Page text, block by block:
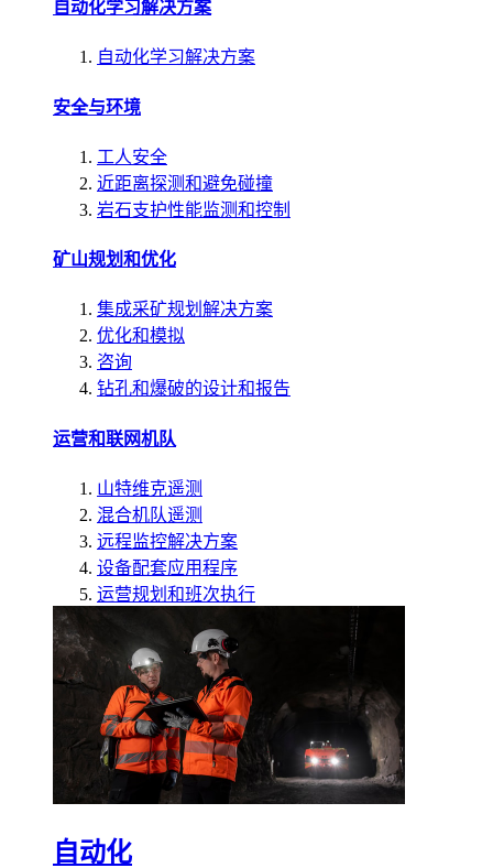
自动化学习解决方案
自动化学习解决方案
安全与环境
工人安全
近距离探测和避免碰撞
岩石支护性能监测和控制
矿山规划和优化
集成采矿规划解决方案
优化和模拟
咨询
钻孔和爆破的设计和报告
运营和联网机队
山特维克遥测
混合机队遥测
远程监控解决方案
设备配套应用程序
运营规划和班次执行
自动化